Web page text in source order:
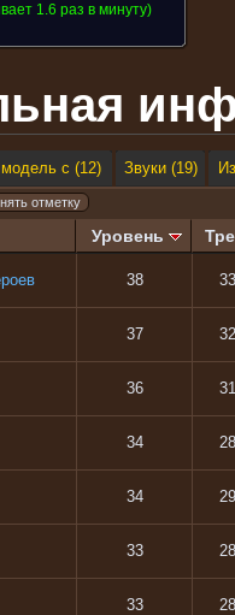
1.6 раз в минуту)
с (12) Звуки (19)
Уровень
38 33
37 32
36 31
34 28
34 29
33 28
33 28